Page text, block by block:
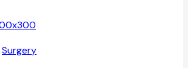
Surgery